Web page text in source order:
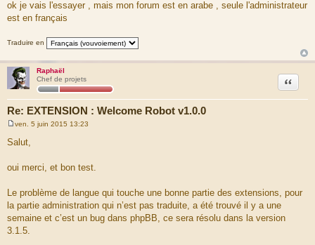
s
s
e
ok je vais l'essayer , mais mon forum est en arabe , seule l'administrateur
est en français
Traduire en
Raphaël
Chef de projets
Re: EXTENSION : Welcome Robot v1.0.0
Citation
e
s
a
g
ven. 5 juin 2015 13:23
Salut,
oui merci, et bon test.
Le problème de langue qui touche une bonne partie des extensions, pour
la partie administration qui n’est pas traduite, a été trouvé il y a une
semaine et c’est un bug dans phpBB, ce sera résolu dans la version
3.1.5.